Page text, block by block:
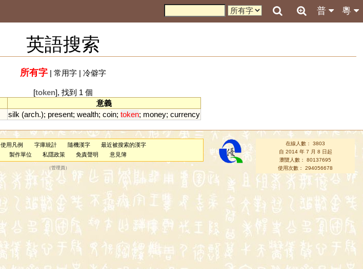
粵
普
英語搜索
所有字| 常用字| 冷僻字
[token], 找到 1 個
意義
silk (arch.); present; wealth; coin; token; money; currency
使用凡例 字庫統計 隨機漢字
最近被搜索的漢字
製作單位 私隱政策 免責聲明 意見簿
（管理員 ）
在線人數： 3803
自 2014 年 7 月 8 日起
瀏覽人數： 80137695
使用次數： 294056678